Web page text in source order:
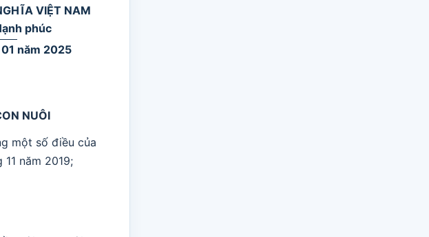
VIỆT NAM
phúc
năm 2025
NUÔI
một số điều của
năm 2019;